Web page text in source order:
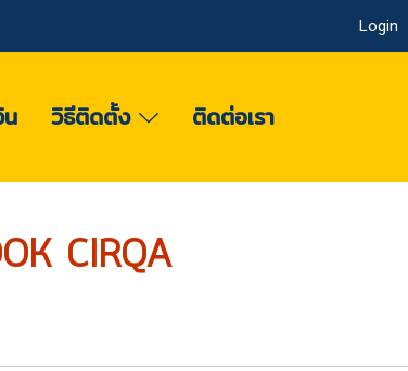
Login
น วิธีติดตั้ง ติดต่อเรา
CIRQA